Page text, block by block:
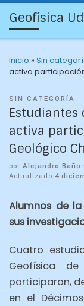
Geofísica
Inicio »Sin
activa
SIN CATEGORÍA
Estudiantes
activa
Geológico
por Alejandro Baño
Actualizado 4
Alumnos de
sus
Cuatro
Geofísica
participaron,
en el